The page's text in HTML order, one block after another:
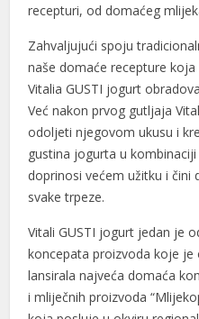
recepturi, od domaćeg
Zahvaljujući spoju
naše domaće recepture
Vitalia GUSTI jogurt
Već nakon prvog gutljaja
odoljeti njegovom ukusu i
gustina jogurta u
doprinosi većem užitku i čini
svake trpeze.
Vitali GUSTI jogurt jedan je
koncepata proizvoda koje
lansirala najveća domaća
i mliječnih proizvoda